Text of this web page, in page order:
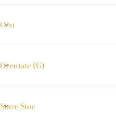
Gen
Greutate (g)
Stare Stoc